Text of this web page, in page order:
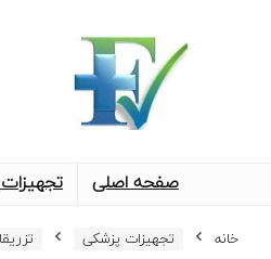
صفحه اصلی
خانه تجهیزات پزشکی